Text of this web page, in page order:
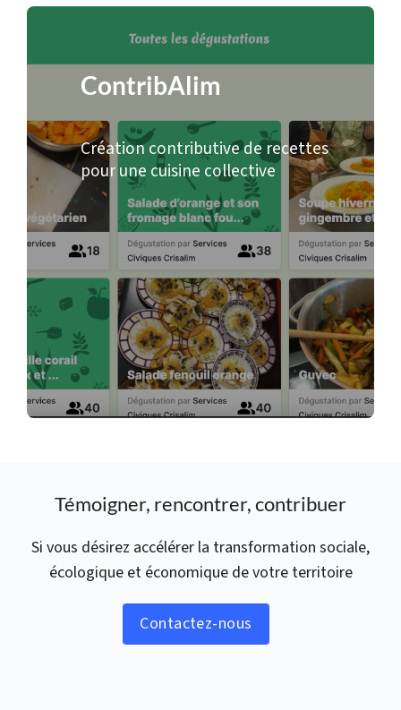
ContribAlim
Création contributive de recettes
pour une cuisine collective
Témoigner, rencontrer, contribuer
Si vous désirez accélérer la transformation sociale,
écologique et économique de votre territoire
Contactez-nous